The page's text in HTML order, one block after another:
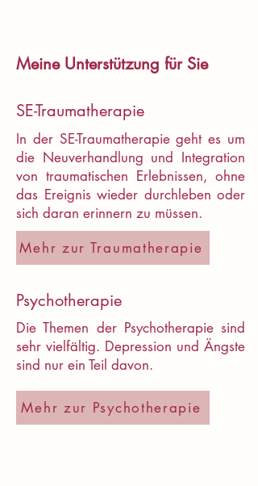
Meine Unterstützung für Sie
SE-Traumatherapie
In der SE-Traumatherapie geht es um
die Neuverhandlung und Integration
von traumatischen Erlebnissen, ohne
das Ereignis wieder durchleben oder
sich daran erinnern zu müssen.
Mehr zur Traumatherapie
Psychotherapie
Die Themen der Psychotherapie sind
sehr vielfältig. Depression und Ängste
sind nur ein Teil davon.
Mehr zur Psychotherapie